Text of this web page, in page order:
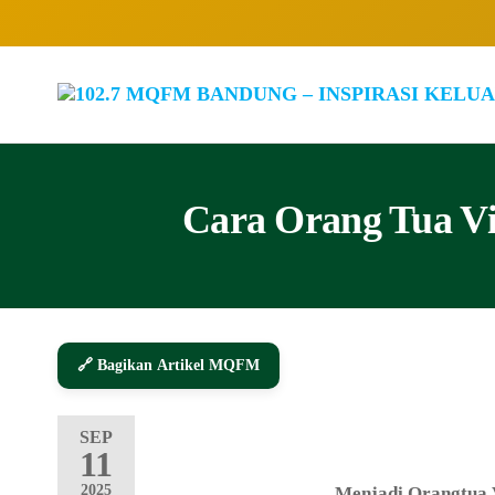
Cara Orang Tua
🔗 Bagikan Artikel MQFM
SEP
11
2025